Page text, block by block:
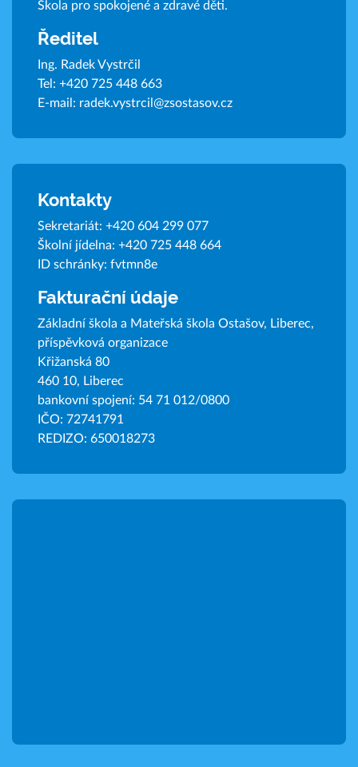
Škola pro spokojené a zdravé děti.
Ředitel
Ing. Radek Vystrčil
Tel: +420 725 448 663
E-mail: radek.vystrcil@zsostasov.cz
Kontakty
Sekretariát: +420 604 299 077
Školní jídelna: +420 725 448 664
ID schránky: fvtmn8e
Fakturační údaje
Základní škola a Mateřská škola Ostašov, Liberec,
příspěvková organizace
Křižanská 80
460 10, Liberec
bankovní spojení: 54 71 012/0800
IČO: 72741791
REDIZO: 650018273